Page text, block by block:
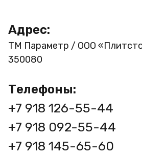
Адрес:
ТМ Параметр / ООО
350080
Телефоны:
+7 918 126-55-44
+7 918 092-55-44
+7 918 145-65-60